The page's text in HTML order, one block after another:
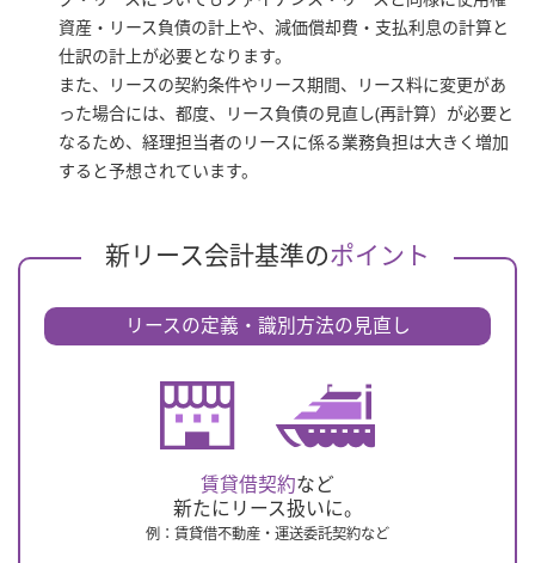
資産・リース負債の計上や、減価償却費・支払利息の計算と
仕訳の計上が必要となります。
また、リースの契約条件やリース期間、リース料に変更があ
った場合には、都度、リース負債の見直し(再計算）が必要と
なるため、経理担当者のリースに係る業務負担は大きく増加
すると予想されています。
新リース会計基準のポイント
リースの定義・識別方法の見直し
賃貸借契約など
新たにリース扱いに。
例：賃貸借不動産・運送委託契約など